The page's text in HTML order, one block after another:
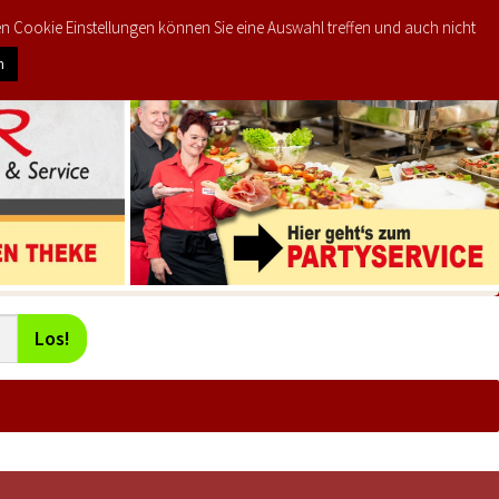
MEIN KONTO €0,00 0
Los!
Cookie Einstellungen können Sie eine Auswahl treffen und auch nicht